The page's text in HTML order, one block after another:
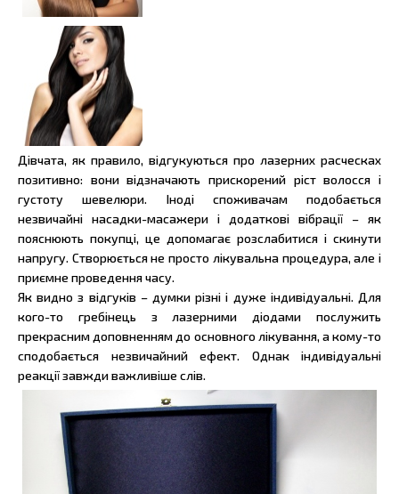
Дівчата, як правило, відгукуються про лазерних расческах
позитивно: вони відзначають прискорений ріст волосся і
густоту шевелюри. Іноді споживачам подобається
незвичайні насадки-масажери і додаткові вібрації – як
пояснюють покупці, це допомагає розслабитися і скинути
напругу. Створюється не просто лікувальна процедура, але і
приємне проведення часу.
Як видно з відгуків – думки різні і дуже індивідуальні. Для
кого-то гребінець з лазерними діодами послужить
прекрасним доповненням до основного лікування, а кому-то
сподобається незвичайний ефект. Однак індивідуальні
реакції завжди важливіше слів.